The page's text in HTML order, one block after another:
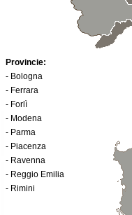
Provincie:
- Bologna
- Ferrara
- Forlì
- Modena
- Parma
- Piacenza
- Ravenna
- Reggio Emilia
- Rimini